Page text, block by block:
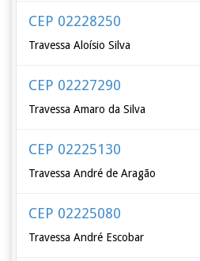
CEP 02228250
Travessa Aloísio Silva
CEP 02227290
Travessa Amaro da Silva
CEP 02225130
Travessa André de Aragão
CEP 02225080
Travessa André Escobar